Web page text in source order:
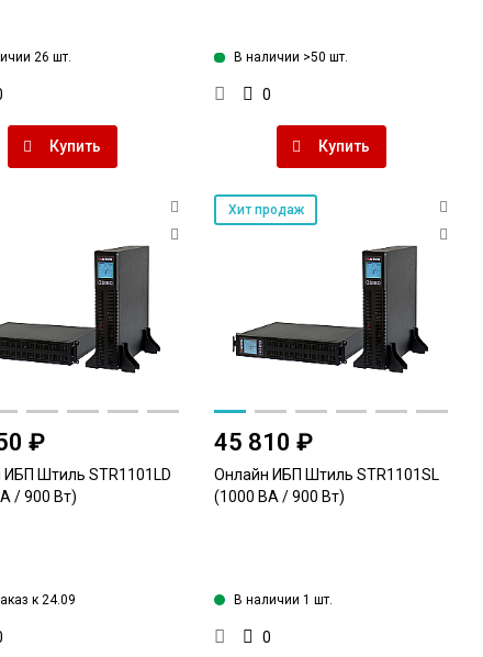
26 шт.
Купить
В наличии >50 шт.
0
Купить
₽
Штиль STR1101LD
/ 900 Вт)
к 24.09
Хит продаж
45 810 ₽
Онлайн ИБП Штиль STR1101SL
(1000 ВА / 900 Вт)
В наличии 1 шт.
0